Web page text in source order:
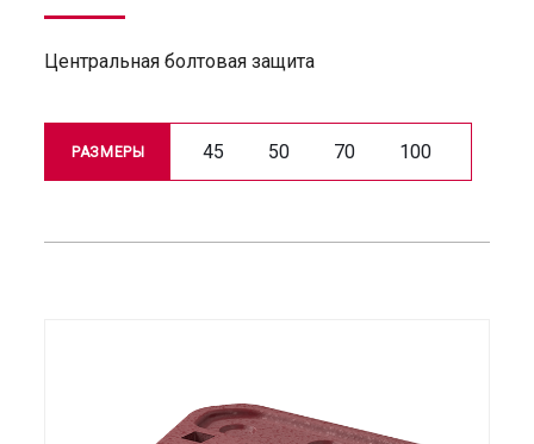
Центральная болтовая защита
РАЗМЕРЫ 45 50 70 100